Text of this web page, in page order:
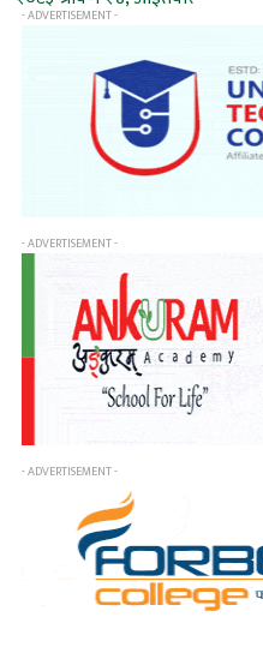
- ADVERTISEMENT -
- ADVERTISEMENT -
- ADVERTISEMENT -